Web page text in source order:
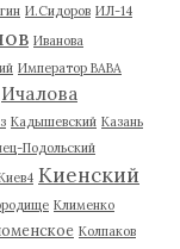
И.Сидоров ИЛ-14
Иванова
Император ВАВА
Ичалова
Кадышевский Казань
Подольский
Киенский
Клименко
Колпаков